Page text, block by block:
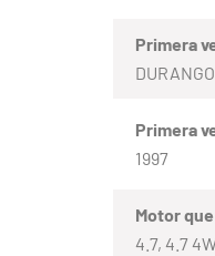
Primera
DURANGO
Primera
1997
Motor
4.7, 4.7